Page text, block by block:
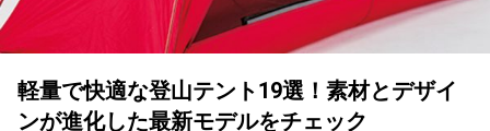
軽量で快適な登山テント19選！素材とデザイ
ンが進化した最新モデルをチェック